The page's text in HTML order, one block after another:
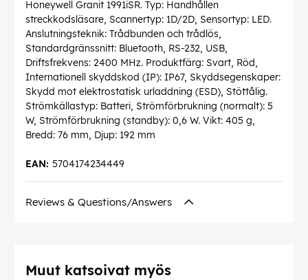
Honeywell Granit 1991iSR. Typ: Handhållen
streckkodsläsare, Scannertyp: 1D/2D, Sensortyp: LED.
Anslutningsteknik: Trådbunden och trådlös,
Standardgränssnitt: Bluetooth, RS-232, USB,
Driftsfrekvens: 2400 MHz. Produktfärg: Svart, Röd,
Internationell skyddskod (IP): IP67, Skyddsegenskaper:
Skydd mot elektrostatisk urladdning (ESD), Stöttålig.
Strömkällastyp: Batteri, Strömförbrukning (normalt): 5
W, Strömförbrukning (standby): 0,6 W. Vikt: 405 g,
Bredd: 76 mm, Djup: 192 mm
5704174234449
EAN:
Reviews & Questions/Answers
Muut katsoivat myös